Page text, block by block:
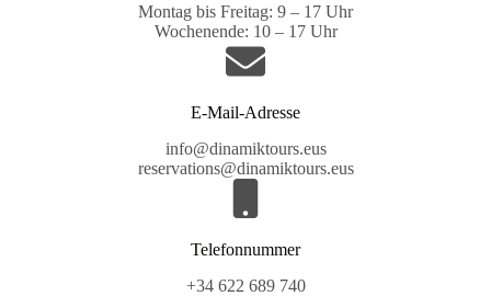
Montag bis Freitag: 9 – 17 Uhr
Wochenende: 10 – 17 Uhr
E-Mail-Adresse
info@dinamiktours.eus
reservations@dinamiktours.eus
Telefonnummer
+34 622 689 740